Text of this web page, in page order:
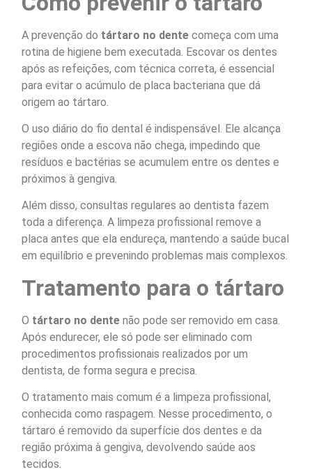
A prevenção do tártaro no dente começa com uma
rotina de higiene bem executada. Escovar os dentes
após as refeições, com técnica correta, é essencial
para evitar o acúmulo de placa bacteriana que dá
origem ao tártaro.
O uso diário do fio dental é indispensável. Ele alcança
regiões onde a escova não chega, impedindo que
resíduos e bactérias se acumulem entre os dentes e
próximos à gengiva.
Além disso, consultas regulares ao dentista fazem
toda a diferença. A limpeza profissional remove a
placa antes que ela endureça, mantendo a saúde bucal
em equilíbrio e prevenindo problemas mais complexos.
Tratamento para o tártaro
O tártaro no dente não pode ser removido em casa.
Após endurecer, ele só pode ser eliminado com
procedimentos profissionais realizados por um
dentista, de forma segura e precisa.
O tratamento mais comum é a limpeza profissional,
conhecida como raspagem. Nesse procedimento, o
tártaro é removido da superfície dos dentes e da
região próxima à gengiva, devolvendo saúde aos
tecidos.